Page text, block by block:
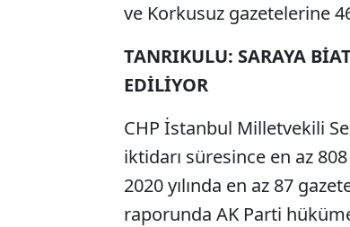
ve Korkusuz gazetelerine
TANRIKULU: SARAYA
EDİLİYOR
CHP İstanbul Milletvekili
iktidarı süresince en az
2020 yılında en az 87
raporunda AK Parti